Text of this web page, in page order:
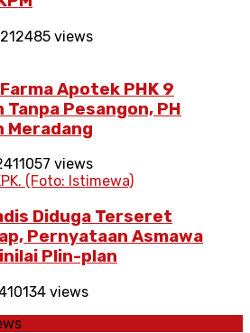
12485 views
Apotek PHK 9
Tanpa Pesangon, PH
Meradang
11057 views
Diduga Terseret
Pernyataan Asmawa
Plin-plan
10134 views